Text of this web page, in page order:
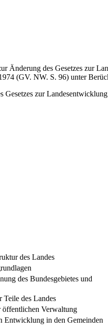
Änderung des Gesetzes zur
(GV. NW. S. 96) unter
Gesetzes zur
des Landes
des Bundesgebietes und
des Landes
öffentlichen Verwaltung
Entwicklung in den Gemeinden